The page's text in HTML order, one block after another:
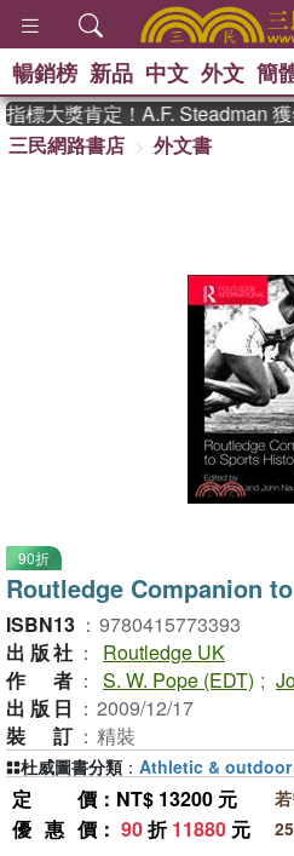
偉大的
暢銷榜 新品 中文 外文 簡
標大獎肯定！A.F. Steadman 獲
三民網路書店
外文書
90折
Routledge Companion
ISBN13 ： 9780415773393
出版社 ：
Routledge UK
作者 ： S. W. Pope (EDT) ;
出版日 ： 2009/12/17
裝訂 ： 精裝
定價 ：NT$ 13200 元
優惠價 ： 90折11880 元
杜威圖書分類 ： Athletic &